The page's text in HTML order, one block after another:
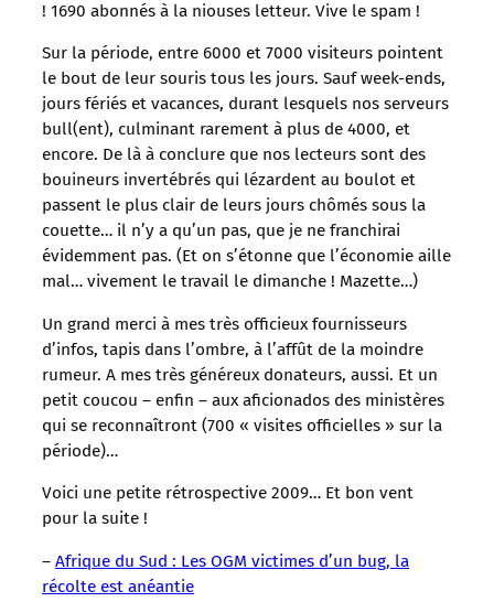
! 1690 abonnés à la niouses letteur. Vive le spam !
Sur la période, entre 6000 et 7000 visiteurs pointent
le bout de leur souris tous les jours. Sauf week-ends,
jours fériés et vacances, durant lesquels nos serveurs
bull(ent), culminant rarement à plus de 4000, et
encore. De là à conclure que nos lecteurs sont des
bouineurs invertébrés qui lézardent au boulot et
passent le plus clair de leurs jours chômés sous la
couette… il n’y a qu’un pas, que je ne franchirai
évidemment pas. (Et on s’étonne que l’économie aille
mal… vivement le travail le dimanche ! Mazette…)
Un grand merci à mes très officieux fournisseurs
d’infos, tapis dans l’ombre, à l’affût de la moindre
rumeur. A mes très généreux donateurs, aussi. Et un
petit coucou – enfin – aux aficionados des ministères
qui se reconnaîtront (700 « visites officielles » sur la
période)…
Voici une petite rétrospective 2009… Et bon vent
pour la suite !
– Afrique du Sud : Les OGM victimes d’un bug, la
récolte est anéantie